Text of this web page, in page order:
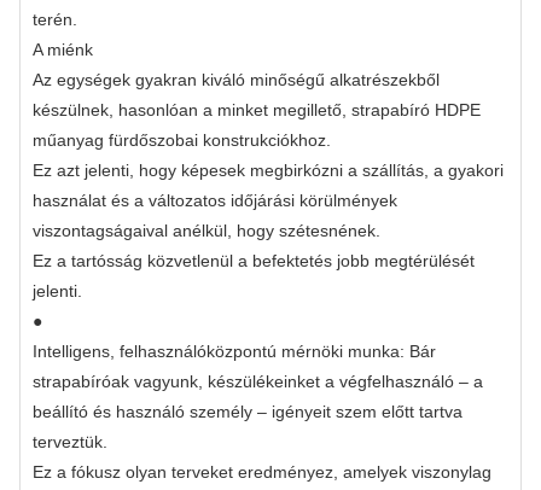
terén.
A miénk
Az egységek gyakran kiváló minőségű alkatrészekből
készülnek, hasonlóan a minket megillető, strapabíró HDPE
műanyag fürdőszobai konstrukciókhoz.
Ez azt jelenti, hogy képesek megbirkózni a szállítás, a gyakori
használat és a változatos időjárási körülmények
viszontagságaival anélkül, hogy szétesnének.
Ez a tartósság közvetlenül a befektetés jobb megtérülését
jelenti.
●
Intelligens, felhasználóközpontú mérnöki munka: Bár
strapabíróak vagyunk, készülékeinket a végfelhasználó – a
beállító és használó személy – igényeit szem előtt tartva
terveztük.
Ez a fókusz olyan terveket eredményez, amelyek viszonylag